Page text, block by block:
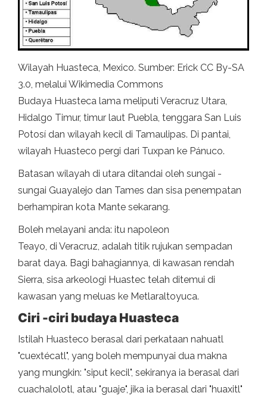
Wilayah Huasteca, Mexico. Sumber: Erick CC By-SA
3.0, melalui Wikimedia Commons
Budaya Huasteca lama meliputi Veracruz Utara,
Hidalgo Timur, timur laut Puebla, tenggara San Luis
Potosí dan wilayah kecil di Tamaulipas. Di pantai,
wilayah Huasteco pergi dari Tuxpan ke Pánuco.
Batasan wilayah di utara ditandai oleh sungai -
sungai Guayalejo dan Tames dan sisa penempatan
berhampiran kota Mante sekarang.
Boleh melayani anda: itu napoleon
Teayo, di Veracruz, adalah titik rujukan sempadan
barat daya. Bagi bahagiannya, di kawasan rendah
Sierra, sisa arkeologi Huastec telah ditemui di
kawasan yang meluas ke Metlaraltoyuca.
Ciri -ciri budaya Huasteca
Istilah Huasteco berasal dari perkataan nahuatl
"cuextécatl", yang boleh mempunyai dua makna
yang mungkin: "siput kecil", sekiranya ia berasal dari
cuachalolotl, atau "guaje", jika ia berasal dari "huaxitl"